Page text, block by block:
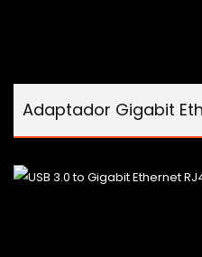
Adaptador Gigabit